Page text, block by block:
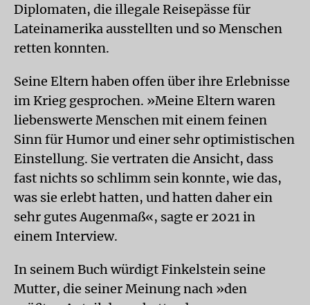
Diplomaten, die illegale Reisepässe für
Lateinamerika ausstellten und so Menschen
retten konnten.
Seine Eltern haben offen über ihre Erlebnisse
im Krieg gesprochen. »Meine Eltern waren
liebenswerte Menschen mit einem feinen
Sinn für Humor und einer sehr optimistischen
Einstellung. Sie vertraten die Ansicht, dass
fast nichts so schlimm sein konnte, wie das,
was sie erlebt hatten, und hatten daher ein
sehr gutes Augenmaß«, sagte er 2021 in
einem Interview.
In seinem Buch würdigt Finkelstein seine
Mutter, die seiner Meinung nach »den